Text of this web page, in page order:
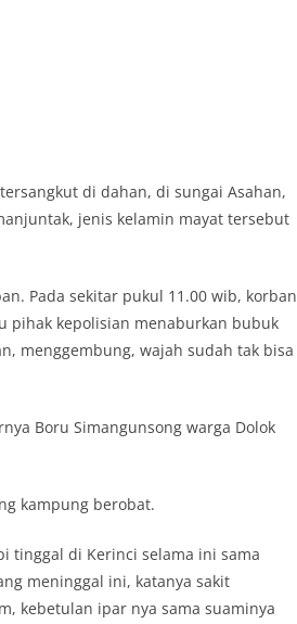
di dahan, di sungai Asahan,
jenis kelamin mayat tersebut
Pada sekitar pukul 11.00 wib, korban
pihak kepolisian menaburkan bubuk
menggembung, wajah sudah tak bisa
Boru Simangunsong warga Dolok
kampung berobat.
tinggal di Kerinci selama ini sama
meninggal ini, katanya sakit
kebetulan ipar nya sama suaminya